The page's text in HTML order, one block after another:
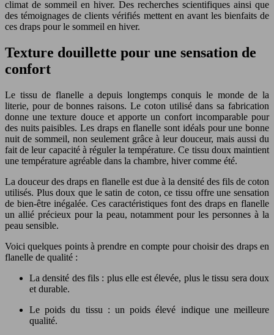
climat de sommeil en hiver. Des recherches scientifiques ainsi que
des témoignages de clients vérifiés mettent en avant les bienfaits de
ces draps pour le sommeil en hiver.
Texture douillette pour une sensation de
confort
Le tissu de flanelle a depuis longtemps conquis le monde de la
literie, pour de bonnes raisons. Le coton utilisé dans sa fabrication
donne une texture douce et apporte un confort incomparable pour
des nuits paisibles. Les draps en flanelle sont idéals pour une bonne
nuit de sommeil, non seulement grâce à leur douceur, mais aussi du
fait de leur capacité à réguler la température. Ce tissu doux maintient
une température agréable dans la chambre, hiver comme été.
La douceur des draps en flanelle est due à la densité des fils de coton
utilisés. Plus doux que le satin de coton, ce tissu offre une sensation
de bien-être inégalée. Ces caractéristiques font des draps en flanelle
un allié précieux pour la peau, notamment pour les personnes à la
peau sensible.
Voici quelques points à prendre en compte pour choisir des draps en
flanelle de qualité :
La densité des fils : plus elle est élevée, plus le tissu sera doux
et durable.
Le poids du tissu : un poids élevé indique une meilleure
qualité.